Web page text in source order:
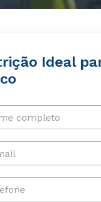
Ideal
completo